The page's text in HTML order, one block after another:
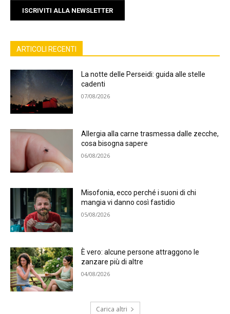
ISCRIVITI ALLA NEWSLETTER
ARTICOLI RECENTI
La notte delle Perseidi: guida alle stelle
cadenti
07/08/2026
Allergia alla carne trasmessa dalle zecche,
cosa bisogna sapere
06/08/2026
Misofonia, ecco perché i suoni di chi
mangia vi danno così fastidio
05/08/2026
È vero: alcune persone attraggono le
zanzare più di altre
04/08/2026
Carica altri